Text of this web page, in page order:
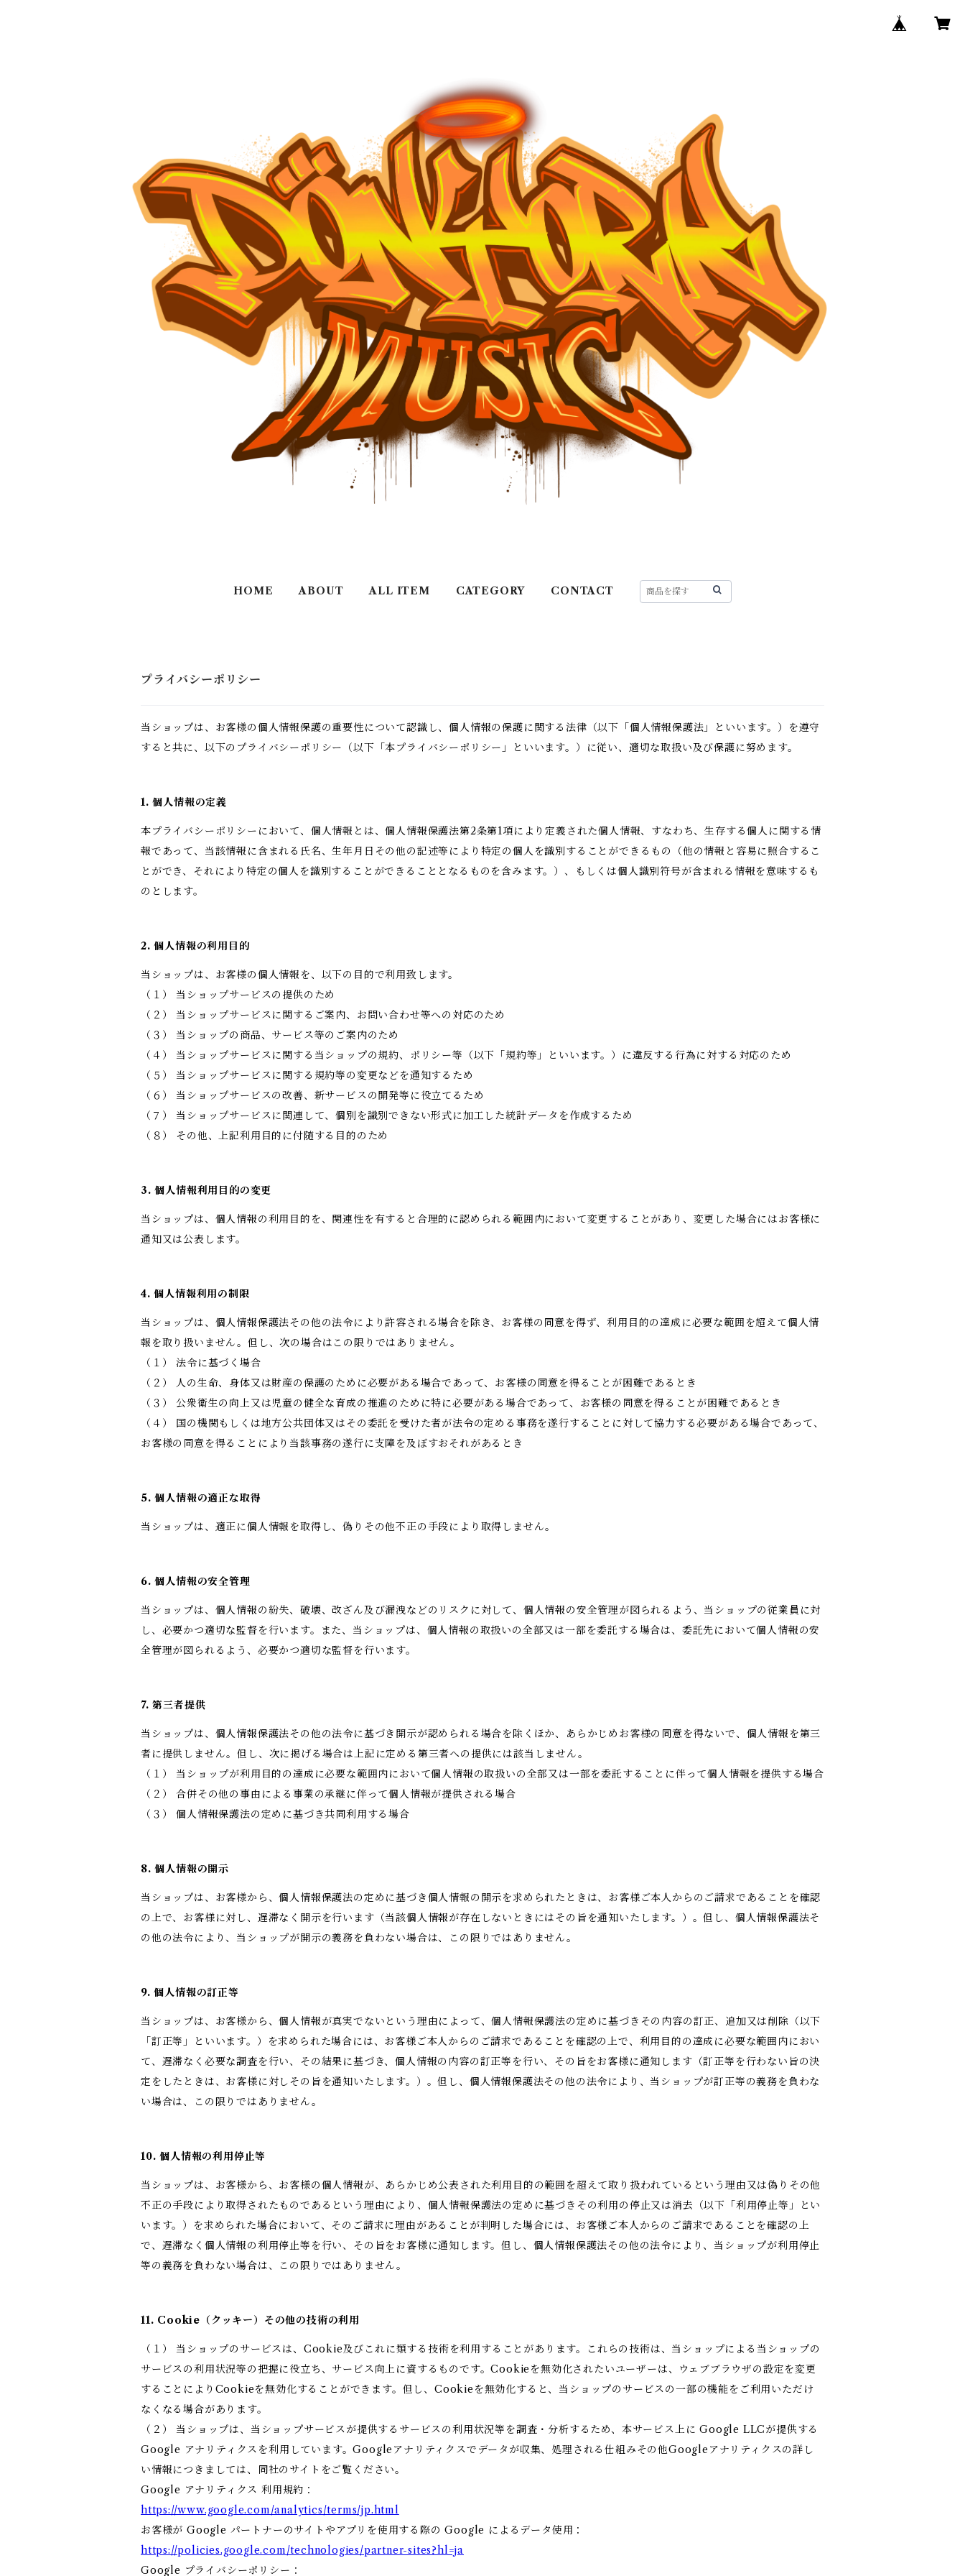
HOME ABOUT ALL ITEM CATEGORY CONTACT
プライバシーポリシー
当ショップは、お客様の個人情報保護の重要性について認識し、個人情報の保護に関する法律（以下「個人情報保護法」といいます。）を遵守
すると共に、以下のプライバシーポリシー（以下「本プライバシーポリシー」といいます。）に従い、適切な取扱い及び保護に努めます。
1. 個人情報の定義
本プライバシーポリシーにおいて、個人情報とは、個人情報保護法第2条第1項により定義された個人情報、すなわち、生存する個人に関する情
報であって、当該情報に含まれる氏名、生年月日その他の記述等により特定の個人を識別することができるもの（他の情報と容易に照合するこ
とができ、それにより特定の個人を識別することができることとなるものを含みます。）、もしくは個人識別符号が含まれる情報を意味するも
のとします。
2. 個人情報の利用目的
当ショップは、お客様の個人情報を、以下の目的で利用致します。
（１） 当ショップサービスの提供のため
（２） 当ショップサービスに関するご案内、お問い合わせ等への対応のため
（３） 当ショップの商品、サービス等のご案内のため
（４） 当ショップサービスに関する当ショップの規約、ポリシー等（以下「規約等」といいます。）に違反する行為に対する対応のため
（５） 当ショップサービスに関する規約等の変更などを通知するため
（６） 当ショップサービスの改善、新サービスの開発等に役立てるため
（７） 当ショップサービスに関連して、個別を識別できない形式に加工した統計データを作成するため
（８） その他、上記利用目的に付随する目的のため
3. 個人情報利用目的の変更
当ショップは、個人情報の利用目的を、関連性を有すると合理的に認められる範囲内において変更することがあり、変更した場合にはお客様に
通知又は公表します。
4. 個人情報利用の制限
当ショップは、個人情報保護法その他の法令により許容される場合を除き、お客様の同意を得ず、利用目的の達成に必要な範囲を超えて個人情
報を取り扱いません。但し、次の場合はこの限りではありません。
（１） 法令に基づく場合
（２） 人の生命、身体又は財産の保護のために必要がある場合であって、お客様の同意を得ることが困難であるとき
（３） 公衆衛生の向上又は児童の健全な育成の推進のために特に必要がある場合であって、お客様の同意を得ることが困難であるとき
（４） 国の機関もしくは地方公共団体又はその委託を受けた者が法令の定める事務を遂行することに対して協力する必要がある場合であって、
お客様の同意を得ることにより当該事務の遂行に支障を及ぼすおそれがあるとき
5. 個人情報の適正な取得
当ショップは、適正に個人情報を取得し、偽りその他不正の手段により取得しません。
6. 個人情報の安全管理
当ショップは、個人情報の紛失、破壊、改ざん及び漏洩などのリスクに対して、個人情報の安全管理が図られるよう、当ショップの従業員に対
し、必要かつ適切な監督を行います。また、当ショップは、個人情報の取扱いの全部又は一部を委託する場合は、委託先において個人情報の安
全管理が図られるよう、必要かつ適切な監督を行います。
7. 第三者提供
当ショップは、個人情報保護法その他の法令に基づき開示が認められる場合を除くほか、あらかじめお客様の同意を得ないで、個人情報を第三
者に提供しません。但し、次に掲げる場合は上記に定める第三者への提供には該当しません。
（１） 当ショップが利用目的の達成に必要な範囲内において個人情報の取扱いの全部又は一部を委託することに伴って個人情報を提供する場合
（２） 合併その他の事由による事業の承継に伴って個人情報が提供される場合
（３） 個人情報保護法の定めに基づき共同利用する場合
8. 個人情報の開示
当ショップは、お客様から、個人情報保護法の定めに基づき個人情報の開示を求められたときは、お客様ご本人からのご請求であることを確認
の上で、お客様に対し、遅滞なく開示を行います（当該個人情報が存在しないときにはその旨を通知いたします。）。但し、個人情報保護法そ
の他の法令により、当ショップが開示の義務を負わない場合は、この限りではありません。
9. 個人情報の訂正等
当ショップは、お客様から、個人情報が真実でないという理由によって、個人情報保護法の定めに基づきその内容の訂正、追加又は削除（以下
「訂正等」といいます。）を求められた場合には、お客様ご本人からのご請求であることを確認の上で、利用目的の達成に必要な範囲内におい
て、遅滞なく必要な調査を行い、その結果に基づき、個人情報の内容の訂正等を行い、その旨をお客様に通知します（訂正等を行わない旨の決
定をしたときは、お客様に対しその旨を通知いたします。）。但し、個人情報保護法その他の法令により、当ショップが訂正等の義務を負わな
い場合は、この限りではありません。
10. 個人情報の利用停止等
当ショップは、お客様から、お客様の個人情報が、あらかじめ公表された利用目的の範囲を超えて取り扱われているという理由又は偽りその他
不正の手段により取得されたものであるという理由により、個人情報保護法の定めに基づきその利用の停止又は消去（以下「利用停止等」とい
います。）を求められた場合において、そのご請求に理由があることが判明した場合には、お客様ご本人からのご請求であることを確認の上
で、遅滞なく個人情報の利用停止等を行い、その旨をお客様に通知します。但し、個人情報保護法その他の法令により、当ショップが利用停止
等の義務を負わない場合は、この限りではありません。
11. Cookie（クッキー）その他の技術の利用
（１） 当ショップのサービスは、Cookie及びこれに類する技術を利用することがあります。これらの技術は、当ショップによる当ショップの
サービスの利用状況等の把握に役立ち、サービス向上に資するものです。Cookieを無効化されたいユーザーは、ウェブブラウザの設定を変更
することによりCookieを無効化することができます。但し、Cookieを無効化すると、当ショップのサービスの一部の機能をご利用いただけ
なくなる場合があります。
（２） 当ショップは、当ショップサービスが提供するサービスの利用状況等を調査・分析するため、本サービス上に Google LLCが提供する
Google アナリティクスを利用しています。Googleアナリティクスでデータが収集、処理される仕組みその他Googleアナリティクスの詳し
い情報につきましては、同社のサイトをご覧ください。
Google アナリティクス 利用規約：
https://www.google.com/analytics/terms/jp.html
お客様が Google パートナーのサイトやアプリを使用する際の Google によるデータ使用：
https://policies.google.com/technologies/partner-sites?hl=ja
Google プライバシーポリシー：